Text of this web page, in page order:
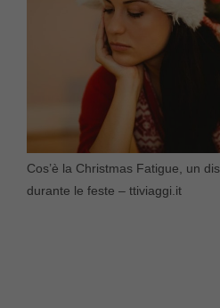
Cos’è la Christmas Fatigue, un
durante le feste – ttiviaggi.it